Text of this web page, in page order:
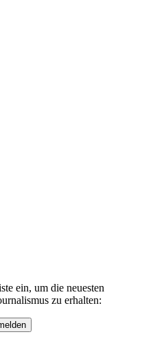
ein, um die neuesten
zu erhalten: